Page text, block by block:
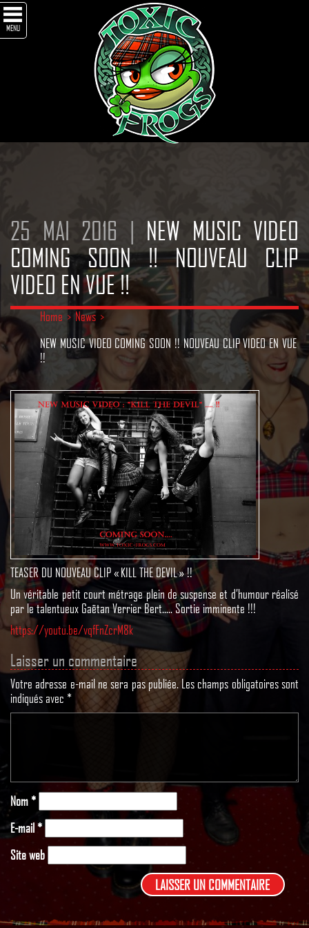
MENU
25 MAI 2016 | NEW MUSIC VIDEO
COMING SOON !! NOUVEAU CLIP
VIDEO EN VUE !!
Home > News >
NEW MUSIC VIDEO COMING SOON !! NOUVEAU CLIP VIDEO EN VUE
!!
TEASER DU NOUVEAU CLIP « KILL THE DEVIL » !!
Un véritable petit court métrage plein de suspense et d’humour réalisé
par le talentueux Gaëtan Verrier Bert….. Sortie imminente !!!
https://youtu.be/vqfFnZcrM8k
Laisser un commentaire
Votre adresse e-mail ne sera pas publiée. Les champs obligatoires sont
indiqués avec *
Nom*
E-mail*
Site web